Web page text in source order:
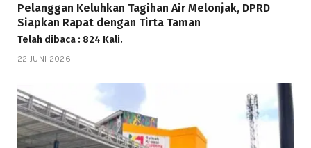
Pelanggan Keluhkan Tagihan Air Melonjak, DPRD
Siapkan Rapat dengan Tirta Taman
Telah dibaca : 824 Kali.
22 JUNI 2026